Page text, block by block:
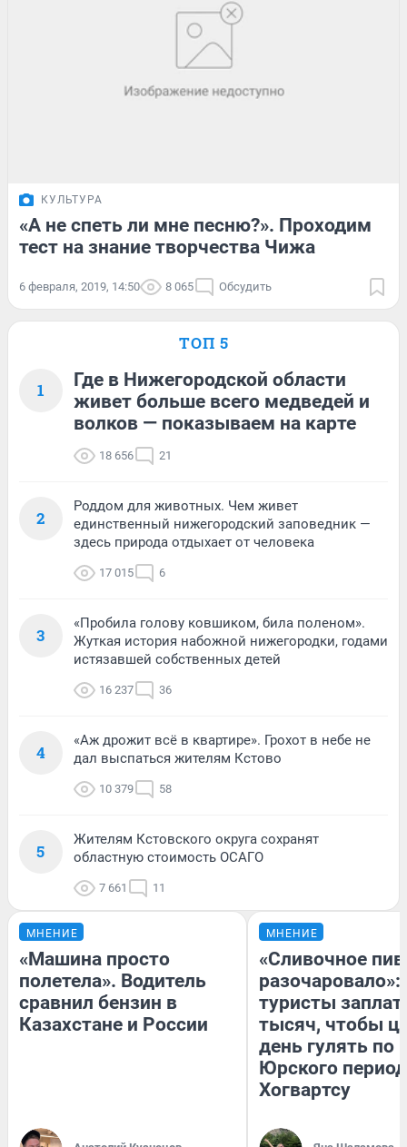
КУЛЬТУРА
«А не спеть ли мне песню?». Проходим
тест на знание творчества Чижа
6 февраля, 2019, 14:50 8 065 Обсудить
ТОП 5
1
Где в Нижегородской области
живет больше всего медведей и
волков — показываем на карте
18 656 21
2
Роддом для животных. Чем живет
единственный нижегородский заповедник —
здесь природа отдыхает от человека
17 015 6
3
«Пробила голову ковшиком, била поленом».
Жуткая история набожной нижегородки, годами
истязавшей собственных детей
16 237 36
4
«Аж дрожит всё в квартире». Грохот в небе не
дал выспаться жителям Кстово
10 379 58
5
Жителям Кстовского округа сохранят
областную стоимость ОСАГО
7 661 11
МНЕНИЕ
«Машина просто
полетела». Водитель
сравнил бензин в
Казахстане и России
МНЕНИЕ
«Сливочное
разочаровало»:
туристы
тысяч, чтобы
день гулять по
Юрского
Хогвартсу